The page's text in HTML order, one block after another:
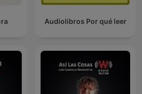
Audiolibros Por qué leer